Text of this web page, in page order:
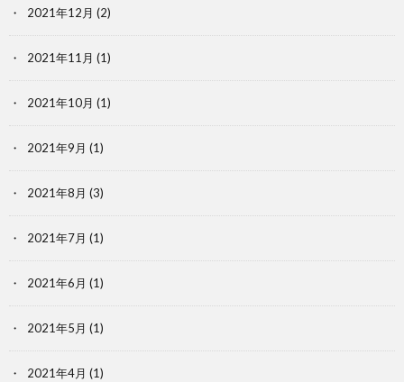
2021年12月 (2)
2021年11月 (1)
2021年10月 (1)
2021年9月 (1)
2021年8月 (3)
2021年7月 (1)
2021年6月 (1)
2021年5月 (1)
2021年4月 (1)